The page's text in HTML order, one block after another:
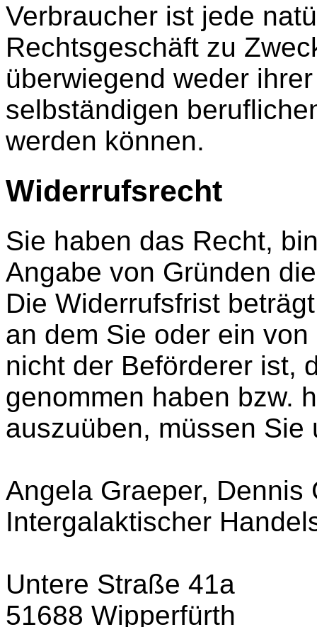
Verbraucher ist jede
Rechtsgeschäft zu
überwiegend weder
selbständigen
werden können.
Widerrufsrecht
Sie haben das Recht,
Angabe von Gründen
Die Widerrufsfrist
an dem Sie oder ein
nicht der Beförderer ist,
genommen haben bzw.
auszuüben, müssen Sie
Angela Graeper, Dennis
Intergalaktischer
Untere Straße 41a
51688 Wipperfürth